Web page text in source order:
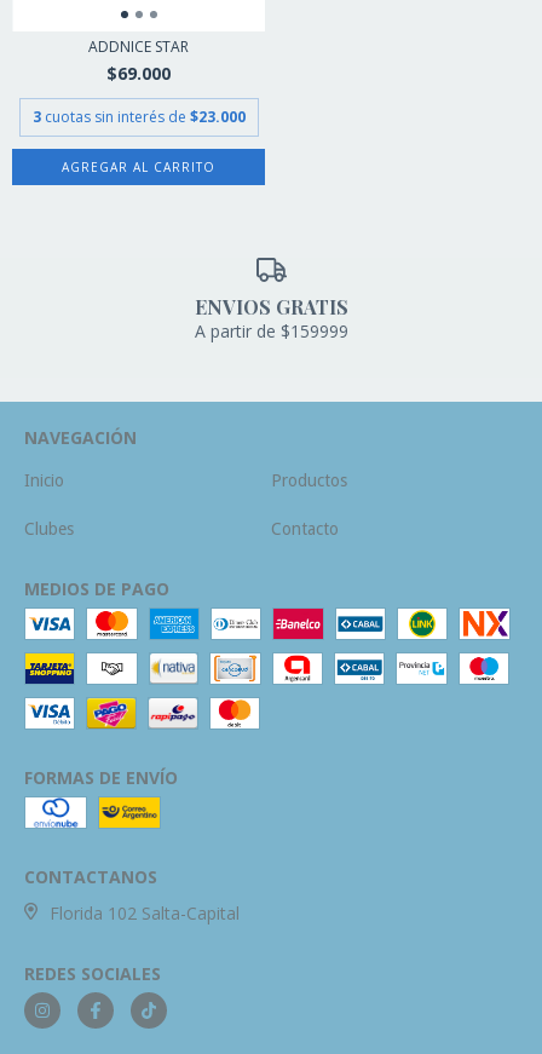
ADDNICE STAR
$69.000
3 cuotas sin interés de $23.000
AGREGAR AL CARRITO
ENVIOS GRATIS
A partir de $159999
NAVEGACIÓN
Inicio Productos
Clubes Contacto
MEDIOS DE PAGO
FORMAS DE ENVÍO
CONTACTANOS
Florida 102 Salta-Capital
REDES SOCIALES